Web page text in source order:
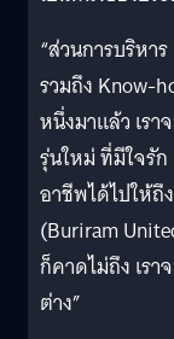
“ส่วนการบริหา
รวมถึง Know-
หนึ่งมาแล้ว เรา
รุ่นใหม่ ที่มีใจรั
อาชีพได้ไปให้ถึ
(Buriram
ก็คาดไม่ถึง เรา
ต่าง”